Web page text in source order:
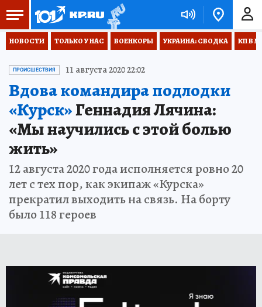
НОВОСТИ ТОЛЬКО У НАС ВОЕНКОРЫ УКРАИНА: СВОДКА КП В
ПРОИСШЕСТВИЯ 11 августа 2020 22:02
Вдова командира подлодки
«Курск»Геннадия Лячина:
«Мы научились с этой болью
жить»
12 августа 2020 года исполняется ровно 20
лет с тех пор, как экипаж «Курска»
прекратил выходить на связь. На борту
было 118 героев